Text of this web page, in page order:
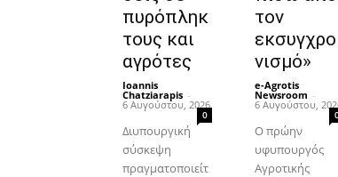
πυρόπληκ
τους και
αγρότες
Ioannis
Chatziarapis -
6 Αυγούστου, 2026
0
Διυπουργική
σύσκεψη
πραγματοποιείτ
τον
εκσυγχρο
νισμό»
e-Agrotis
Newsroom -
6 Αυγούστου,
Ο πρώην
υφυπουργός
Αγροτικής